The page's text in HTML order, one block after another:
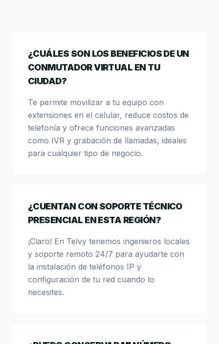
¿CUÁLES SON LOS BENEFICIOS DE UN
CONMUTADOR VIRTUAL EN TU
CIUDAD?
Te permite movilizar a tu equipo con
extensiones en el celular, reduce costos de
telefonía y ofrece funciones avanzadas
como IVR y grabación de llamadas, ideales
para cualquier tipo de negocio.
¿CUENTAN CON SOPORTE TÉCNICO
PRESENCIAL EN ESTA REGIÓN?
¡Claro! En Telvy tenemos ingenieros locales
y soporte remoto 24/7 para ayudarte con
la instalación de teléfonos IP y
configuración de tu red cuando lo
necesites.